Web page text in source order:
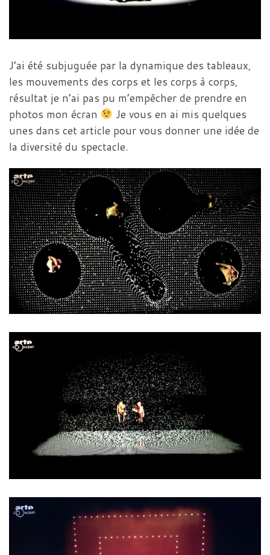
J’ai été subjuguée par la dynamique des tableaux,
les mouvements des corps et les corps à corps,
résultat je n’ai pas pu m’empêcher de prendre en
photos mon écran
Je vous en ai mis quelques
unes dans cet article pour vous donner une idée de
la diversité du spectacle.